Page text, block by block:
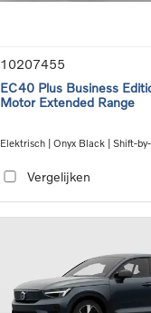
10207455
EC40 Plus Business
Motor Extended Range
Elektrisch | Onyx Black | Shift-
Vergelijken